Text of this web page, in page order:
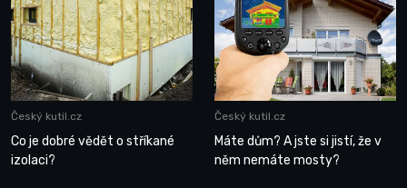
Český kutil.cz
Co je dobré vědět o stříkané
izolaci?
Český kutil.cz
Máte dům? A jste si jistí, že v
něm nemáte mosty?